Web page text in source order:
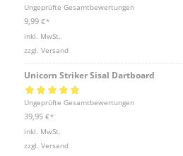
Bewertet mit
5.00von 5
Ungeprüfte Gesamtbewertungen
9,99 €*
inkl. MwSt.
zzgl. Versand
Unicorn Striker Sisal Dartboard
Bewertet mit
5.00von 5
Ungeprüfte Gesamtbewertungen
39,95 €*
inkl. MwSt.
zzgl. Versand